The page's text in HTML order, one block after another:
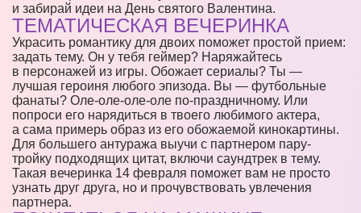
и забирай идеи на День святого Валентина.
ТЕМАТИЧЕСКАЯ ВЕЧЕРИНКА
Украсить романтику для двоих поможет простой прием:
задать тему. Он у тебя геймер? Наряжайтесь
в персонажей из игры. Обожает сериалы? Ты —
лучшая героиня любого эпизода. Вы — футбольные
фанаты? Оле-оле-оле-оле по-праздничному. Или
попроси его нарядиться в твоего любимого актера,
а сама примерь образ из его обожаемой кинокартины.
Для большего антуража выучи с партнером пару-
тройку подходящих цитат, включи саундтрек в тему.
Такая вечеринка 14 февраля поможет вам не просто
узнать друг друга, но и прочувствовать увлечения
партнера.